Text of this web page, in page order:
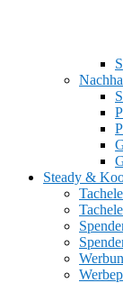
Steady &